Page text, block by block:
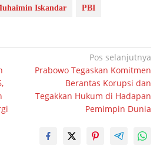
Iskandar PBI
Pos selanjutnya
Prabowo Tegaskan Komitmen
Berantas Korupsi dan
Tegakkan Hukum di Hadapan
Pemimpin Dunia